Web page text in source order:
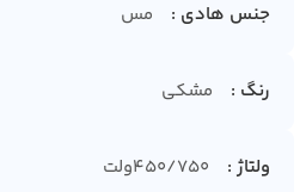
جنس هادی مس
رنگ مشکی
ولتاژ 450/750ولت